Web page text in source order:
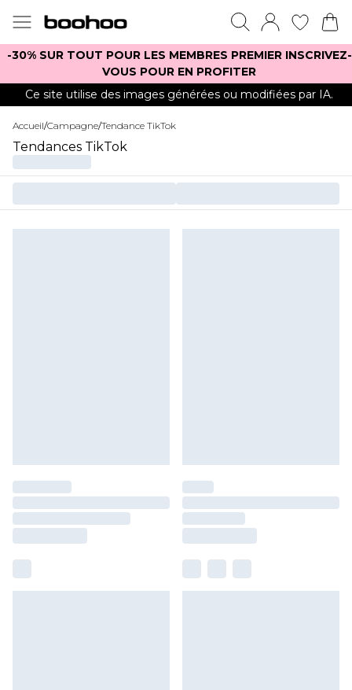
-30% SUR TOUT POUR LES MEMBRES PREMIER INSCRIVEZ-
VOUS POUR EN PROFITER
Ce site utilise des images générées ou modifiées par IA.
Accueil/Campagne/Tendance TikTok
Tendances TikTok